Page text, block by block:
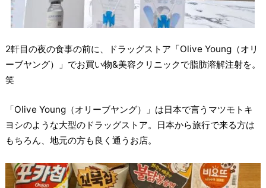
2軒目の夜の食事の前に、ドラッグストア「Olive Young（オリ
ーブヤング）」でお買い物&美容クリニックで脂肪溶解注射を。
笑
「Olive Young（オリーブヤング）」は日本で言うマツモトキ
ヨシのような大型のドラッグストア。日本から旅行で来る方は
もちろん、地元の方も良く通うお店。